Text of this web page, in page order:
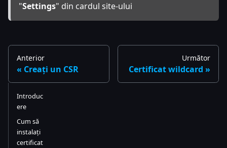
"Settings" din cardul site-ului
Anterior
Creați un CSR
Următor
Certificat wildcard
Introduc
ere
Cum să
instalați
certificat